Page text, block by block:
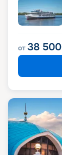
от 38 500